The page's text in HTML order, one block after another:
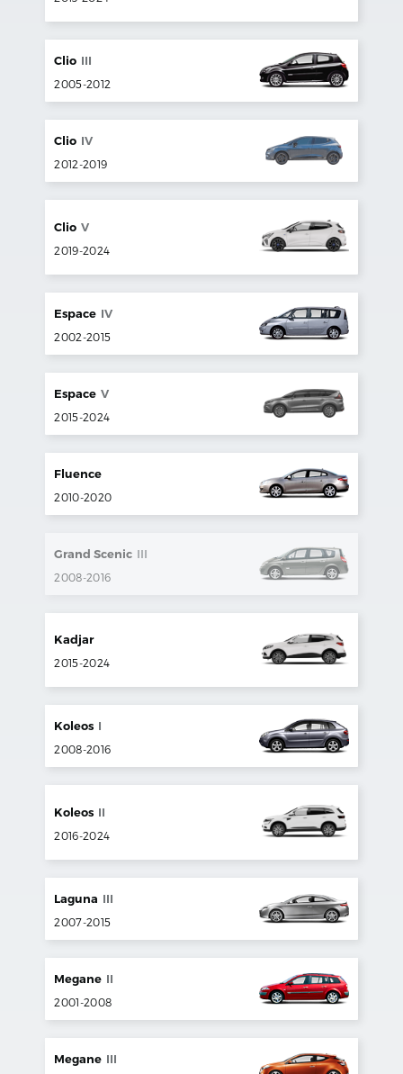
Clio III
2005-2012
Clio IV
2012-2019
Clio V
2019-2024
Espace IV
2002-2015
Espace V
2015-2024
Fluence
2010-2020
Grand Scenic III
2008-2016
Kadjar
2015-2024
Koleos I
2008-2016
Koleos II
2016-2024
Laguna III
2007-2015
Megane II
2001-2008
Megane III